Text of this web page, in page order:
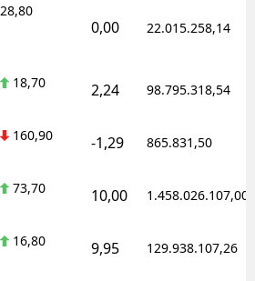
28,80
0,00 22.015.258,14
18,70 2,24 98.795.318,54
160,90 -1,29 865.831,50
73,70 10,00 1.458.026.107,00
16,80 9,95 129.938.107,26